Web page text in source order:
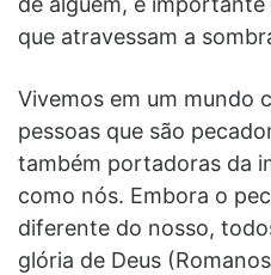
que atravessam a
Vivemos em um mundo
pessoas que são
também portadoras da
como nós. Embora o
diferente do nosso,
glória de Deus